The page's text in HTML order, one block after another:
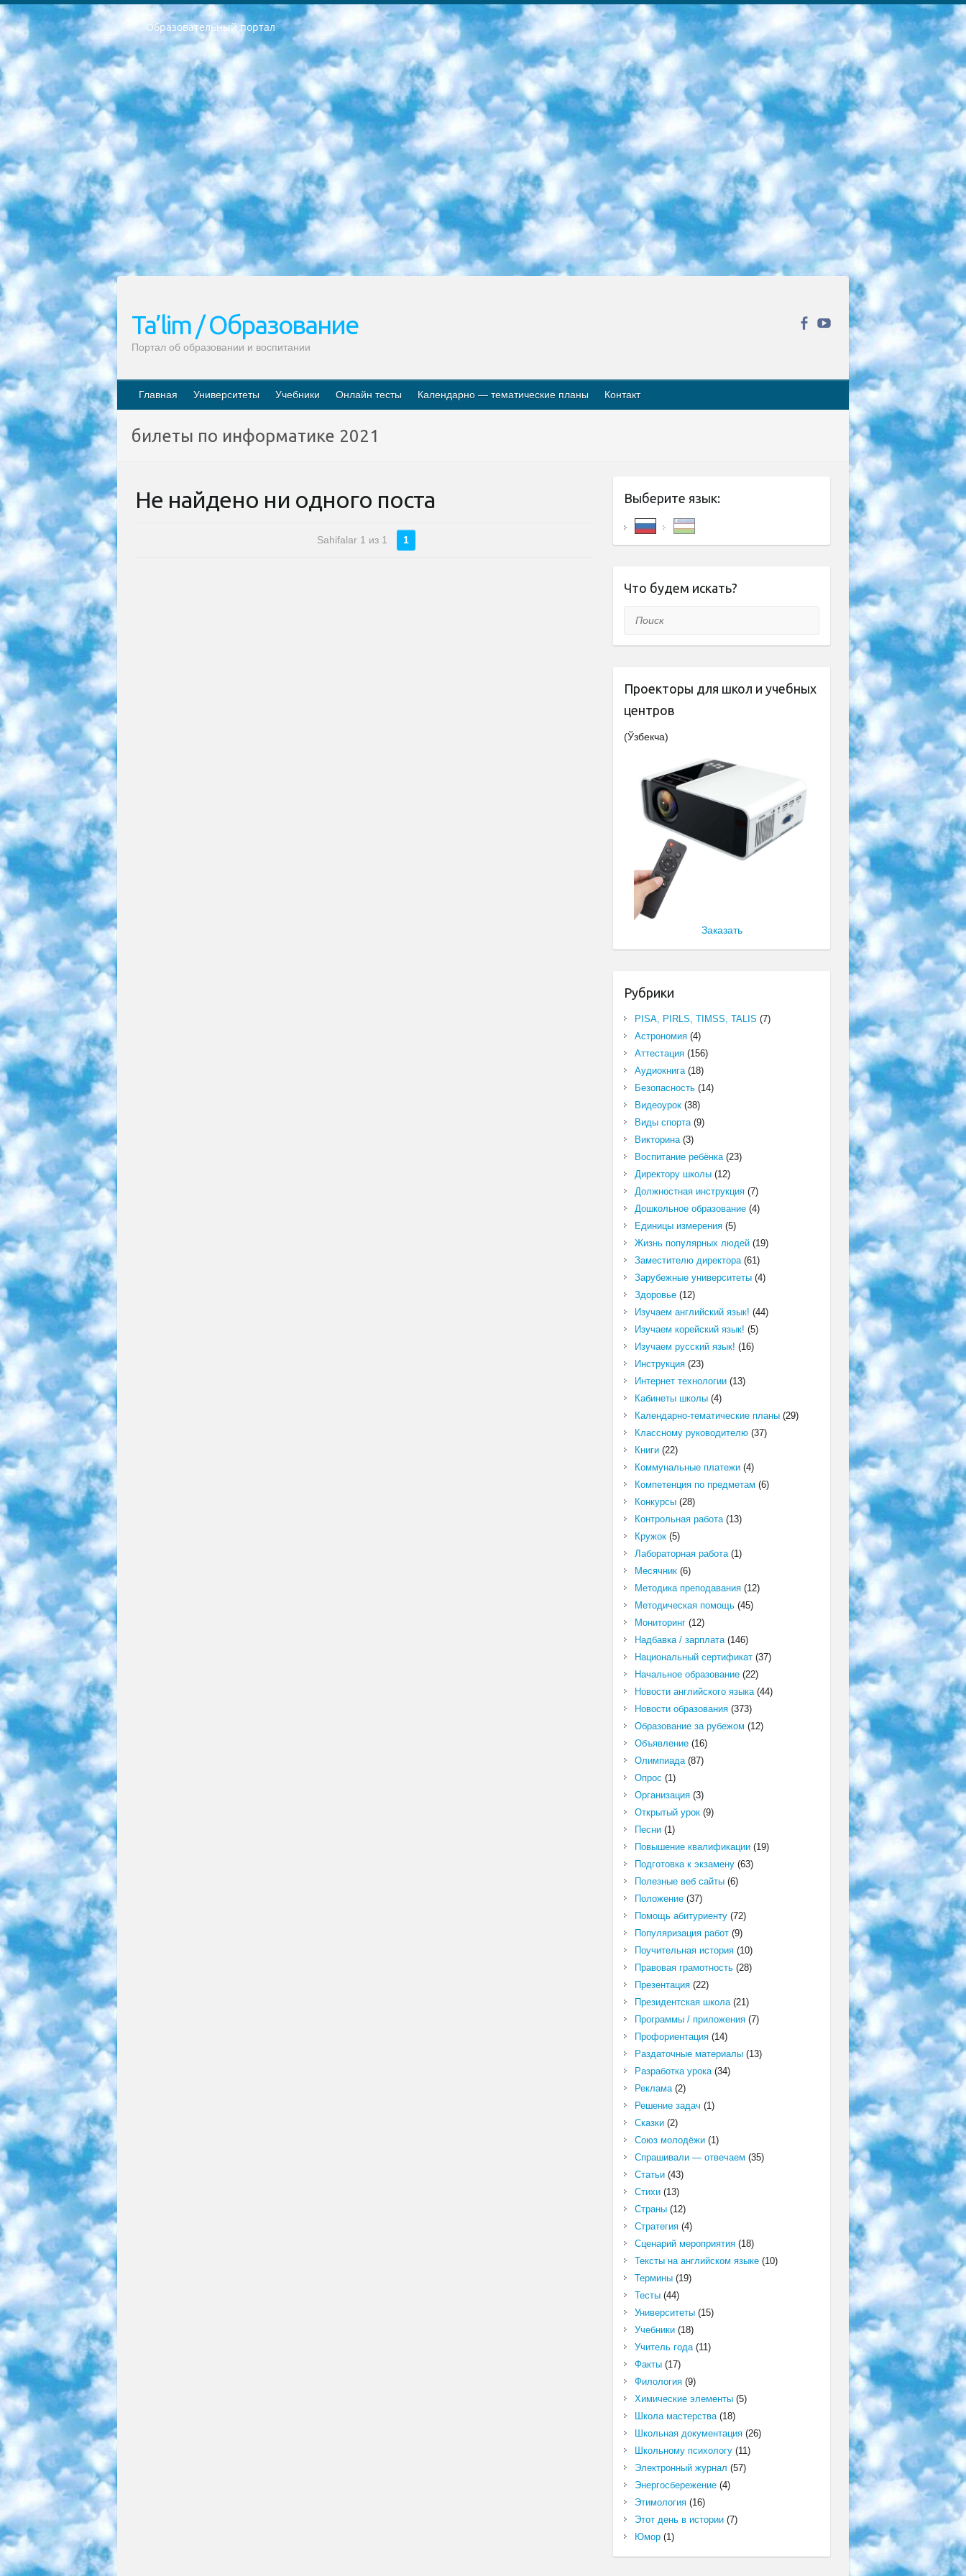
Образовательный портал
РЕСПУБЛИКА УЗБЕКИСТАН МИНИСТРЕРСТВО ДОШКОЛЬНОГО И ШКОЛЬНОГО ОБРАЗОВАНИЯ КОМАНДА в общеобразовательных учреждениях в 2023-2024 учебном году организация и проведение итоговой государственной аттестации обучающихся о Министра дошкольного и школьного образования Республики Узбекистан от 4 марта 2008 года (постановлением Минюста от 20 марта 2008 года № 1778 государственной регистрации) «Итоговое состояние учащихся общего среднего образования на основании положения об утверждении положения об аттестации общего среднего образования выпускной экзамен студентов в образовательных учреждениях в 2023-2024 учебном году В целях организации и прохождения аттестации приказываю: 1. Следующее: перечень предметов, по которым будет проводиться итоговая государственная аттестация и экзамен формы перевода согласно приложению 1; сертификаты международного образца, оценивающие уровень владения иностранными языками перечень согласно приложению 2; 2. Педагогический при специализированных образовательных учреждениях. научно-практический центр квалификации и международной оценки (Д.Давидова) 2024 г. До 25 марта: задания по предметам, по которым будет проводиться итоговая аттестация разработка и утверждение технических условий; итоговая аттестация на основании разработанного предметного задания разработка вопросов по предметам (устно и письменно), экзамен передача; общеобразовательные средние школы и специальные учебные заведения учащиеся выпускных классов школ и интернатов в агентской системе подготовка базы данных экзаменационных материалов и критериев оценки; перевод базы экзаменационных материалов на все языки обучения подать в Республиканский образовательный центр для изготовления; варианты экзаменов на основе разработанных контрольных материалов пусть будут поставлены задачи формирования. 3. Республиканский образовательный центр (Ш.Худайкулов) до 5 апреля 2024 года. до: база данных предоставленных экзаменационных материалов на все языки обучения перевод и экспертиза; для слепых, слабовидящих, глухих, слабослышащих и умственно отсталых детей учащиеся выпускных классов специализированных школ и школ-интернатов база данных экзаменационных материалов на всех преподаваемых языках подготовка критериев оценки; специализированные школы для умственно отсталых детей и технологии для учащихся выпускных классов школ-интернатов разработка соответствующих рекомендаций и критериев проведения ЕГЭ по естествознанию давать задания. 4. Педагогический при специализированных образовательных учреждениях. Научно-практический центр навыков и международной оценки (Д.Давидова), Республика образовательный центр (Худайкулов Ш.) итоговый государственный аттестационный экзамен ориентирован на творческое и логическое мышление при подготовке базы материалов учитывать введение заданий. 5. Следует отметить, что: сертификат государственного образца о знании общеобразовательного предмета и как минимум национальный уровень B1 по предметам на иностранных языках, указанным в Приложении 2. или международно признанный сертификат эквивалентного уровня студенты, изучающие определенный предмет, освобождаются от экзамена; по соответствующим предметам запланирована итоговая государственная аттестация за день до дня, путем жеребьевки Рабочей группой (в письменной форме по предметам, проводимым в форме) из числа сформированных вариантов выбрано 2 варианта; 2 выбранных варианта экзамена анонсированы на официальном сайте министерства и все выпускники по всей стране на основе этих вариантов проводит итоговую государственную аттестацию. 6. Государственное образование учащихся средних общеобразовательных учреждений. знания в соответствии с квалификационными требованиями, которые необходимо приобрести на основании стандартов итоговый (выпускной) контроль для 9 и 11 классов в целях тестирования Экзамены (далее – экзамены) состоят из предметов, перечисленных в приложении 1. будет сделано. 7. Экзамены пройдут с 26 мая по 15 июня 2024 г. (кроме науки физического воспитания). 8. Физическая для учащихся 9 классов общесредних образовательных учреждений. Экзамены по предмету «Образование, квалификация медицина» 1-6 мая 2024 года. сотрудники перевести под присмотр (с отклонениями в физическом или умственном развитии) специализированная школа для детей, школы-интернаты и со сколиозом школы-интернаты санаторного типа для больных детей исключены). 9. Он был слепым, слабовидящим и имел нарушения опорно-двигательного аппарата. экзамены в специализированных школах и интернатах для детей должны проводиться исходя из требований, предъявляемых к общеобразовательным учреждениям (физкультура кроме науки). 10. Специализированная школа для глухих и слабослышащих детей. и экзамены в интернатах и быть реализован в виде письменного теста по математике. 11. Специальность для умственно отсталых детей. Для 9 класса Родной язык и литературное письмо Государственный язык (язык обучения – узбекский). для неклассов) написано Математическое письмо Письменная/устная история Узбекистана Физическое воспитание практично Итоговый контроль Для 11 класса Написание родного языка и литературы (эссе) Математическое письмо Узбекский язык (обучение на узбекском языке) не посещающее общее среднее образование для учреждений)/Образовательное учреждение выбор письменный и устный Иностранный язык письменный/устный Письменная/устная история Узбекистана *По выбору студента:  Химия  Физика  Основы государственного права  География 10 бесплатных образовательных ресурсов - Мы составили подборку онлайн-проектов с интерактивными упражнениями, видеолекциями и статьями. Они помогут вам обрести новые и освежить старые знания бесплатно. 1. «ИНТУИТ» Старейшая образовательная площадка Рунета. Здесь вы найдёте сотни текстовых и видеокурсов на десятки различных тем — от программирования до психологии. Многие курсы подготовлены российскими университетами и крупными международными компаниями вроде Intel и Microsoft. Самостоятельное обучение бесплатное, но желающие могут оплатить услуги персональных наставников. 2. «Смартия» знакомит с актуальными профессиями и подсказывает, как им обучаться. Выбрав заинтересовавшую вас специальность — SMM-специалист, фотограф, веб-дизайнер или другую, — увидите список необходимых для неё умений. Чтобы вы могли освоить их самостоятельно, для каждого умения площадка отображает подборку ссылок на учебные материалы. Хотя «Смартия» ориентируется на русскоязычную аудиторию, часть контента всё же доступна только на английском. 3. «Лекторий Физтеха» Проект Московского физико-технического института (Физтеха). С его помощью вы можете смотреть онлайн серии лекций, записанные на видео в этом вузе. В числе доступных предметов — физика, биология, химия, информационные технологии и другие. К некоторым лекциям администрация ресурса прилагает готовые конспекты, которые можно скачивать в PDF-формате. 4. ITMOcourses Онлайн-площадка Санкт-Петербургского национального исследовательского университета информационных технологий, механики и оптики (ИТМО). Ресурс предоставляет свободный доступ к курсам, разработанным в этом вузе. Каталог материалов разбит на четыре категории: «Оптические системы и технологии», «Приборостроение и робототехника», «Информационные технологии» и «Биотехнологии». Курсы состоят из видеолекций, интерактивных демонстраций и заданий. 5. «КиберЛенинка» Электронная научная библиотека открытого доступа. Каталог площадки регулярно обрастает текстами статей из различных научных изданий. Сгруппированные по журналам и рубрикам публикации можно читать онлайн или скачивать целиком в PDF-формате. Проект нацелен на популяризацию науки за счёт открытого доступа к качественной информации. 6. «ПостНаука» На этом ресурсе публикуют подборки видеолекций, составленные экспертами из разных отраслей и объединённые общими темами. Среди них, к примеру, есть серии «Биоинформатика и геномика», «Культура средневековой Скандинавии» и Cinema Studies о теории кино. Каждая подборка лекций — логически связанная история, рассказанная экспертом от первого лица. Кроме того, на сайте появляются научно-образовательные статьи и тесты на разные темы. 7. «Newочём» Команда проекта «Newочём» отбирает самые интересные тексты из англоязычных СМИ и переводит те из них, за которые голосуют участники сообщества «ВКонтакте». По большей части это научно-популярные статьи. Редакторы придумывают лишь заголовки, в остальном содержание переводов соответствует оригиналам. Полные тексты можно читать прямо в социальной сети. 8. InternetUrok Онлайн-база материалов по основным дисциплинам школьной программы. Информация на сайте структурирована по классам, предметам и темам (урокам). Каждый урок состоит из видеолекций и конспектов. Есть также интерактивные тренажёры и тесты для закрепления пройденного материала. Даже если вы давно окончили школу, возможность повторить программу старших классов всегда может пригодиться. 9. Edutainme Ещё один ресурс об образовании. В отличие от Newtonew, как мне кажется, Edutainme больше ориентируется на представителей индустрии: педагогов, предпринимателей, разработчиков образовательных проектов. Но и любой, кто просто стремится к саморазвитию, найдёт на сайте много полезного и интересного для себя. Например, информацию о новых курсах и образовательных сервисах. 10. Newtonew Онлайн-медиа об образовании и обучении в широком смысле. Авторы Newtonew пишут об инструментах, заведениях, тактиках и стратегиях, которые помогают учить других и получать новые знания самостоятельно. На этой площадке вы найдёте новости, обзоры, аналитические мат
Ta’lim / Образование
Портал об образовании и воспитании
Главная Университеты Учебники Онлайн тесты Календарно — тематические планы Контакт
билеты по информатике 2021
Не найдено ни одного поста
Sahifalar 1 из 1 1
Выберите язык:
Что будем искать?
Поиск
Проекторы для школ и учебных
центров
(Ўзбекча)
Заказать
Рубрики
PISA, PIRLS, TIMSS, TALIS (7)
Астрономия(4)
Аттестация(156)
Аудиокнига(18)
Безопасность(14)
Видеоурок(38)
Виды спорта(9)
Викторина(3)
Воспитание ребёнка(23)
Директору школы(12)
Должностная инструкция(7)
Дошкольное образование(4)
Единицы измерения(5)
Жизнь популярных людей(19)
Заместителю директора(61)
Зарубежные университеты(4)
Здоровье(12)
Изучаем английский язык! (44)
Изучаем корейский язык! (5)
Изучаем русский язык! (16)
Инструкция(23)
Интернет технологии(13)
Кабинеты школы(4)
Календарно-тематические планы(29)
Классному руководителю(37)
Книги(22)
Коммунальные платежи(4)
Компетенция по предметам (6)
Конкурсы(28)
Контрольная работа(13)
Кружок(5)
Лабораторная работа(1)
Месячник(6)
Методика преподавания(12)
Методическая помощь(45)
Мониторинг(12)
Надбавка / зарплата(146)
Национальный сертификат(37)
Начальное образование(22)
Новости английского языка(44)
Новости образования(373)
Образование за рубежом (12)
Объявление(16)
Олимпиада(87)
Опрос (1)
Организация(3)
Открытый урок(9)
Песни(1)
Повышение квалификации(19)
Подготовка к экзамену(63)
Полезные веб сайты(6)
Положение(37)
Помощь абитуриенту(72)
Популяризация работ(9)
Поучительная история(10)
Правовая грамотность(28)
Презентация(22)
Президентская школа(21)
Программы / приложения(7)
Профориентация(14)
Раздаточные материалы(13)
Разработка урока(34)
Реклама(2)
Решение задач (1)
Сказки(2)
Союз молодёжи(1)
Спрашивали — отвечаем (35)
Статьи(43)
Стихи(13)
Страны(12)
Стратегия(4)
Сценарий мероприятия(18)
Тексты на английском языке(10)
Термины(19)
Тесты(44)
Университеты(15)
Учебники(18)
Учитель года(11)
Факты(17)
Филология(9)
Химические элементы(5)
Школа мастерства(18)
Школьная документация(26)
Школьному психологу(11)
Электронный журнал (57)
Энергосбережение(4)
Этимология(16)
Этот день в истории(7)
Юмор(1)